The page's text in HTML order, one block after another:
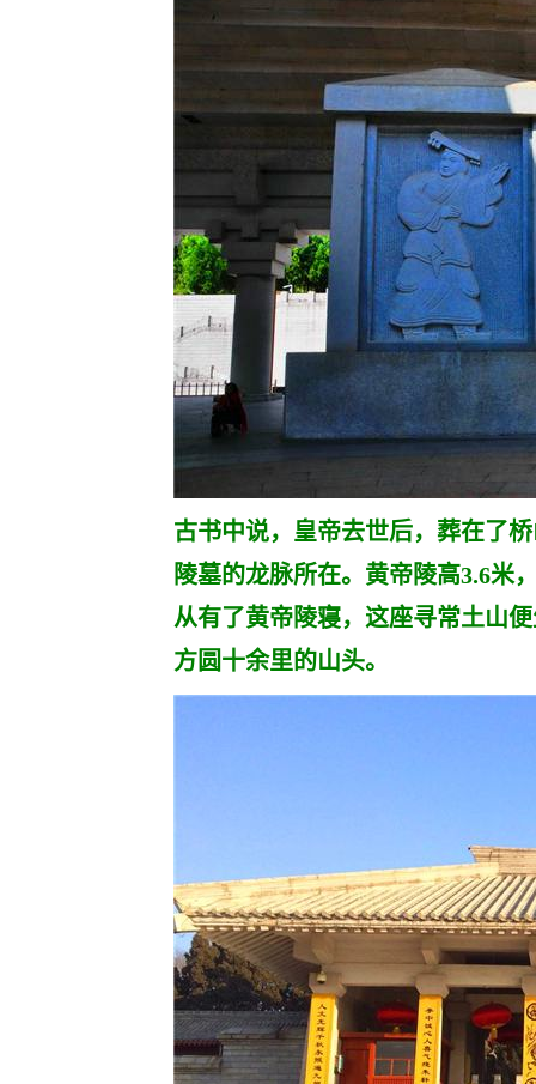
古书中说，皇帝去世后，葬在了
陵墓的龙脉所在。黄帝陵高3.6米
从有了黄帝陵寝，这座寻常土山
方圆十余里的山头。